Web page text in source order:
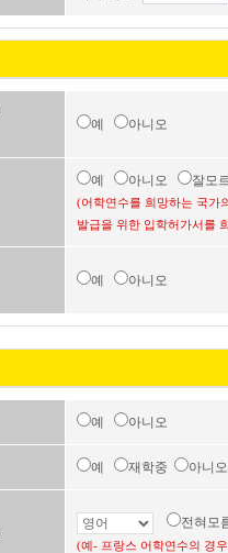
예 아니오
예 아니오 잘모
(어학연수를 희망하는 국가
발급을 위한 입학허가서를
예 아니오
예 아니오
예 재학중 아니오
전혀모
(예- 프랑스 어학연수의 경